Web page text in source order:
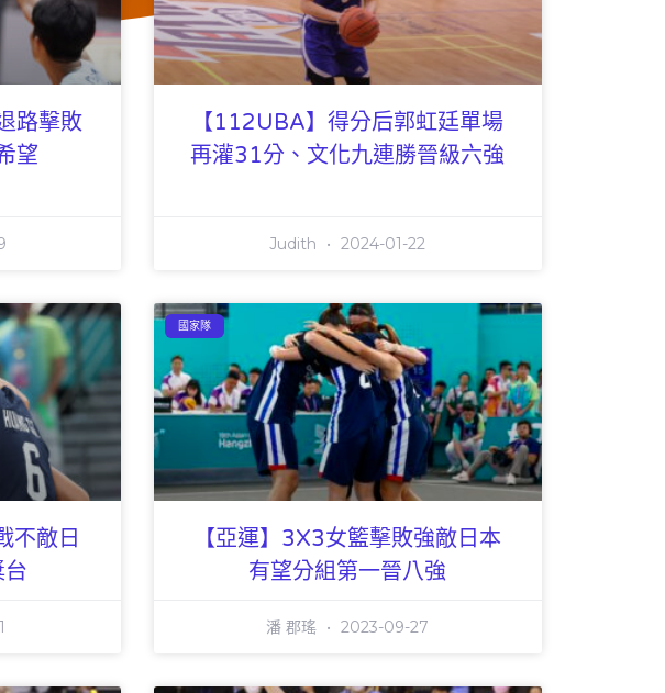
路擊敗
望
【112UBA】得分后郭虹廷單場
再灌31分、文化九連勝晉級六強
Judith 2024-01-22
不敵日
國家隊
【亞運】3X3女籃擊敗強敵日本
有望分組第一晉八強
潘 郡瑤 2023-09-27